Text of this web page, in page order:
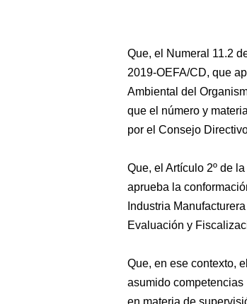
Que, el Numeral 11.2
2019-OEFA/CD, que
Ambiental del
que el número y
por el Consejo
Que, el Artículo 2º de
aprueba la
Industria
Evaluación y
Que, en ese contexto,
asumido competencias
en materia de